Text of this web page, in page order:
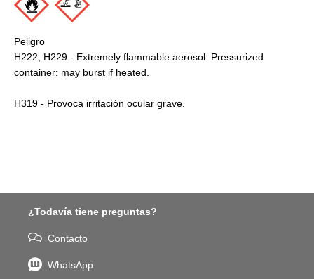
Peligro
H222, H229 - Extremely flammable aerosol. Pressurized
container: may burst if heated.
H319 - Provoca irritación ocular grave.
¿Todavía tiene preguntas?
Contacto
WhatsApp